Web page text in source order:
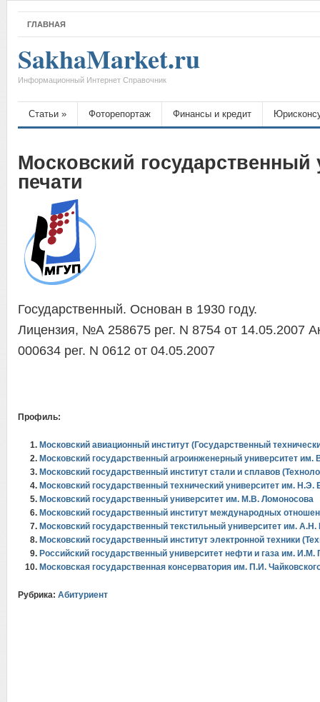
ГЛАВНАЯ
SakhaMarket.ru
Информационный Интернет Справочник
Статьи » Фоторепортаж Финансы и кредит
Московский государственный
печати
Государственный. Основан в 1930 году.
Лицензия, №А 258675 рег. N 8754 от 14.05.2007
000634 рег. N 0612 от 04.05.2007
Профиль:
Московский авиационный институт (Государственный
Московский государственный агроинженерный университет им.
Московский государственный институт стали и сплавов
Московский государственный технический университет им. Н.Э.
Московский государственный университет им. М.В. Ломоносова
Московский государственный институт международных
Московский государственный текстильный университет им. А.Н.
Московский государственный институт электронной техники
Российский государственный университет нефти и газа им. И.М.
Московская государственная консерватория им. П.И.
Рубрика: Абитуриент